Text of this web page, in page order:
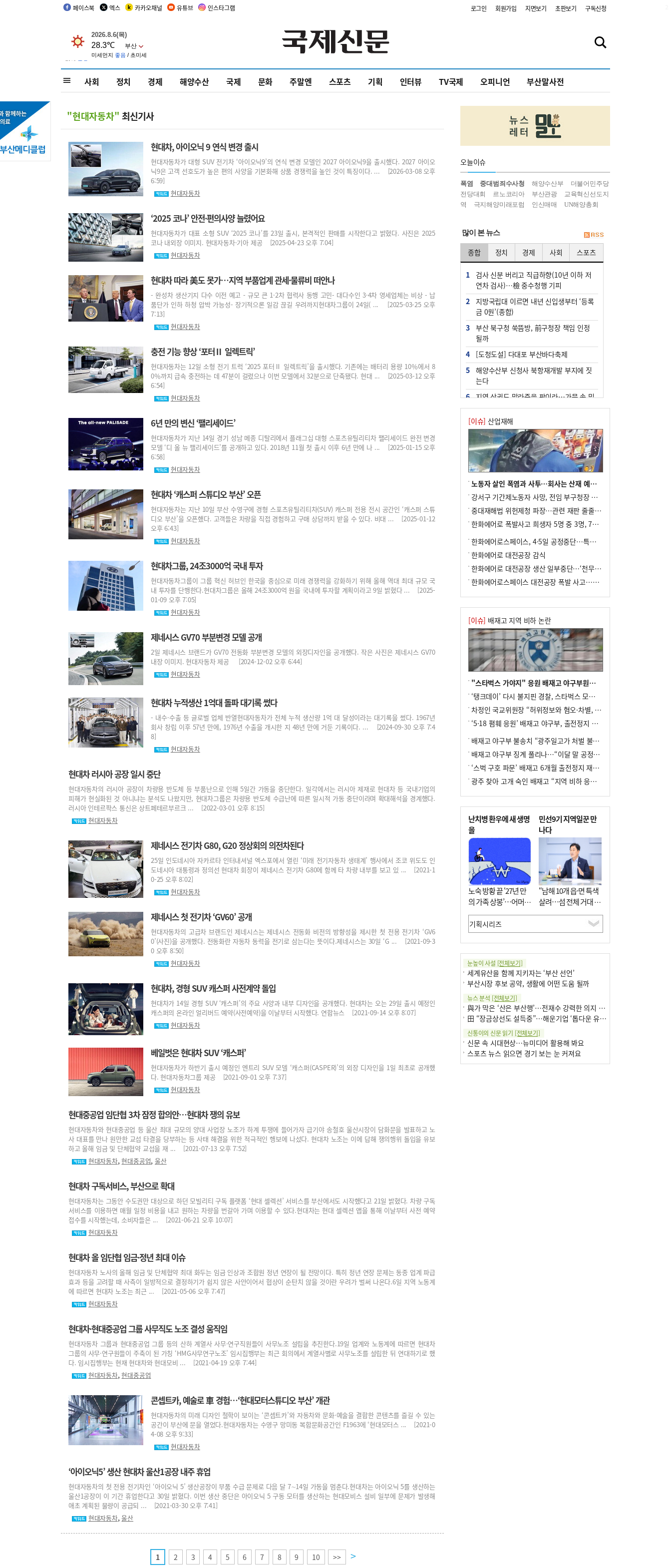
페이스북 엑스 카카오채널 유튜브 인스타그램 로그인 회원가입 지면보기 초판보기 구독신청
사회 정치 경제 해양수산 국제 문화 주말엔 스포츠 기획 인터뷰 TV국제 오피니언 부산말사전
"현대자동차" 최신기사
현대차, 아이오닉 9 연식 변경 출시
현대자동차가 대형 SUV 전기차 ‘아이오닉9’의 연식 변경 모델인 2027 아이오닉9을 출시했다. 2027 아이오
닉9은 고객 선호도가 높은 편의 사양을 기본화해 상품 경쟁력을 높인 것이 특징이다. ... [2026-03-08 오후
6:59]
현대자동차
‘2025 코나’ 안전·편의사양 늘렸어요
현대자동차가 대표 소형 SUV ‘2025 코나’를 23일 출시, 본격적인 판매를 시작한다고 밝혔다. 사진은 2025
코나 내외장 이미지. 현대자동차·기아 제공 [2025-04-23 오후 7:04]
현대자동차
현대차 따라 美도 못가…지역 부품업계 관세·물류비 떠안나
- 완성차 생산기지 다수 이전 예고 - 규모 큰 1·2차 협력사 동행 고민- 대다수인 3·4차 영세업체는 비상 - 납
품단가 인하 하청 압박 가능성- 장기적으론 일감 끊길 우려까지현대차그룹이 24일( ... [2025-03-25 오후
7:13]
현대자동차
충전 기능 향상 ‘포터Ⅱ 일렉트릭’
현대자동차는 12일 소형 전기 트럭 ‘2025 포터Ⅱ 일렉트릭’을 출시했다. 기존에는 배터리 용량 10％에서 8
0％까지 급속 충전하는 데 47분이 걸렸으나 이번 모델에서 32분으로 단축됐다. 현대 ... [2025-03-12 오후
6:54]
현대자동차
6년 만의 변신 ‘팰리세이드’
현대자동차가 지난 14일 경기 성남 메종 디탈리에서 플래그십 대형 스포츠유틸리티차 팰리세이드 완전 변경
모델 ‘디 올 뉴 팰리세이드’를 공개하고 있다. 2018년 11월 첫 출시 이후 6년 만에 나 ... [2025-01-15 오후
6:58]
현대자동차
현대차 ‘캐스퍼 스튜디오 부산’ 오픈
현대자동차는 지난 10일 부산 수영구에 경형 스포츠유틸리티차(SUV) 캐스퍼 전용 전시 공간인 ‘캐스퍼 스튜
디오 부산’을 오픈했다. 고객들은 차량을 직접 경험하고 구매 상담까지 받을 수 있다. 비대 ... [2025-01-12
오후 6:43]
현대자동차
현대차그룹, 24조3000억 국내 투자
현대자동차그룹이 그룹 혁신 허브인 한국을 중심으로 미래 경쟁력을 강화하기 위해 올해 역대 최대 규모 국
내 투자를 단행한다.현대차그룹은 올해 24조3000억 원을 국내에 투자할 계획이라고 9일 밝혔다 ... [2025-
01-09 오후 7:05]
현대자동차
제네시스 GV70 부분변경 모델 공개
2일 제네시스 브랜드가 GV70 전동화 부분변경 모델의 외장디자인을 공개했다. 작은 사진은 제네시스 GV70
내장 이미지. 현대자동차 제공 [2024-12-02 오후 6:44]
현대자동차
현대차 누적생산 1억대 돌파 대기록 썼다
- 내수·수출 등 글로벌 업체 반열현대자동차가 전체 누적 생산량 1억 대 달성이라는 대기록을 썼다. 1967년
회사 창립 이후 57년 만에, 1976년 수출을 개시한 지 48년 만에 거둔 기록이다. ... [2024-09-30 오후 7:4
8]
현대자동차
현대차 러시아 공장 일시 중단
현대자동차의 러시아 공장이 차량용 반도체 등 부품난으로 인해 5일간 가동을 중단한다. 일각에서는 러시아 제재로 현대차 등 국내기업의
피해가 현실화된 것 아니냐는 분석도 나왔지만, 현대차그룹은 차량용 반도체 수급난에 따른 일시적 가동 중단이라며 확대해석을 경계했다.
러시아 인테르팍스 통신은 상트페테르부르크 ... [2022-03-01 오후 8:15]
현대자동차
제네시스 전기차 G80, G20 정상회의 의전차된다
25일 인도네시아 자카르타 인터내셔널 엑스포에서 열린 ‘미래 전기자동차 생태계’ 행사에서 조코 위도도 인
도네시아 대통령과 정의선 현대차 회장이 제네시스 전기차 G80에 함께 타 차량 내부를 보고 있 ... [2021-1
0-25 오후 8:02]
현대자동차
제네시스 첫 전기차 ‘GV60’ 공개
현대자동차의 고급차 브랜드인 제네시스는 제네시스 전동화 비전의 방향성을 제시한 첫 전용 전기차 ‘GV6
0’(사진)을 공개했다. 전동화란 자동차 동력을 전기로 삼는다는 뜻이다.제네시스는 30일 ‘G ... [2021-09-3
0 오후 8:50]
현대자동차
현대차, 경형 SUV 캐스퍼 사전계약 돌입
현대차가 14일 경형 SUV ‘캐스퍼’의 주요 사양과 내부 디자인을 공개했다. 현대차는 오는 29일 출시 예정인
캐스퍼의 온라인 얼리버드 예약(사전예약)을 이날부터 시작했다. 연합뉴스 [2021-09-14 오후 8:07]
현대자동차
베일벗은 현대차 SUV ‘캐스퍼’
현대자동차가 하반기 출시 예정인 엔트리 SUV 모델 ‘캐스퍼(CASPER)’의 외장 디자인을 1일 최초로 공개했
다. 현대자동차그룹 제공 [2021-09-01 오후 7:37]
현대자동차
현대중공업 임단협 3차 잠정 합의안…현대차 쟁의 유보
현대자동차와 현대중공업 등 울산 최대 규모의 양대 사업장 노조가 하계 투쟁에 들어가자 급기야 송철호 울산시장이 담화문을 발표하고 노
사 대표를 만나 원만한 교섭 타결을 당부하는 등 사태 해결을 위한 적극적인 행보에 나섰다. 현대차 노조는 이에 답해 쟁의행위 돌입을 유보
하고 올해 임금 및 단체협약 교섭을 재 ... [2021-07-13 오후 7:52]
현대자동차,현대중공업,울산
현대차 구독서비스, 부산으로 확대
현대자동차는 그동안 수도권만 대상으로 하던 모빌리티 구독 플랫폼 ‘현대 셀렉션’ 서비스를 부산에서도 시작했다고 21일 밝혔다. 차량 구독
서비스를 이용하면 매월 일정 비용을 내고 원하는 차량을 번갈아 가며 이용할 수 있다.현대차는 현대 셀렉션 앱을 통해 이날부터 사전 예약
접수를 시작했는데, 소비자들은 ... [2021-06-21 오후 10:07]
현대자동차
현대차 올 임단협 임금·정년 최대 이슈
현대자동차 노사의 올해 임금 및 단체협약 최대 화두는 임금 인상과 조합원 정년 연장이 될 전망이다. 특히 정년 연장 문제는 동종 업계 파급
효과 등을 고려할 때 사측이 일방적으로 결정하기가 쉽지 않은 사안이어서 협상이 순탄치 않을 것이란 우려가 벌써 나온다.6일 지역 노동계
에 따르면 현대차 노조는 최근 ... [2021-05-06 오후 7:47]
현대자동차
현대차·현대중공업 그룹 사무직도 노조 결성 움직임
현대자동차 그룹과 현대중공업 그룹 등의 산하 계열사 사무·연구직원들이 사무노조 설립을 추진한다.19일 업계와 노동계에 따르면 현대차
그룹의 사무·연구원들이 주축이 된 가칭 ‘HMG사무연구노조’ 임시집행부는 최근 회의에서 계열사별로 사무노조를 설립한 뒤 연대하기로 했
다. 임시집행부는 현재 현대차와 현대모비 ... [2021-04-19 오후 7:44]
현대자동차,현대중공업
콘셉트카, 예술로 車 경험…‘현대모터스튜디오 부산’ 개관
현대자동차의 미래 디자인 철학이 보이는 ‘콘셉트카’와 자동차와 문화·예술을 결합한 콘텐츠를 즐길 수 있는
공간이 부산에 문을 열었다.현대자동차는 수영구 망미동 복합문화공간인 F1963에 ‘현대모터스 ... [2021-0
4-08 오후 9:33]
현대자동차
‘아이오닉5’ 생산 현대차 울산1공장 내주 휴업
현대자동차의 첫 전용 전기차인 ‘아이오닉 5’ 생산공장이 부품 수급 문제로 다음 달 7∼14일 가동을 멈춘다.현대차는 아이오닉 5를 생산하는
울산1공장이 이 기간 휴업한다고 30일 밝혔다. 이번 생산 중단은 아이오닉 5 구동 모터를 생산하는 현대모비스 설비 일부에 문제가 발생해
애초 계획된 물량이 공급되 ... [2021-03-30 오후 7:41]
현대자동차,울산
1 2 3 4 5 6 7 8 9 10 >> >
오늘이슈
폭염 중대범죄수사청 해양수산부
더불어민주당
전당대회
르노코리아 부산관광
교육혁신선도지
역
극지해양미래포럼 인신매매 UN해양총회
많이 본 뉴스
종합 정치 경제 사회 스포츠
1
검사 신분 버리고 직급하향(10년 이하 저
연차 검사)…檢 중수청행 기피
2
지방국립대 이르면 내년 신입생부터 ‘등록
금 0원’(종합)
3
부산 북구청 쑥뜸방, 前구청장 책임 인정
될까
4
[도청도설] 다대포 부산바다축제
5
해양수산부 신청사 북항재개발 부지에 짓
는다
6
지역 상권도 말라죽을 판이라…가뭄 속 밀
양물축제 강행 논란
7
법원, 단차 논란 북항 복합환승센터 공사
중지 관련 현장검증
8
통영시민 추석 전 35만 원 받는다
9
부산 철강공장 50대 노동자 추락사
10 국힘 부산시당, ‘정이한 조력’ 시의원 윤리
위에…‘한동훈 지지’도 신고접수
[이슈] 산업재해
노동자 살인 폭염과 사투…회사는 산재 예방·전기료 절감 전력
강서구 기간제노동자 사망, 전임 부구청장 檢 송치
중대재해법 위헌제청 파장…관련 재판 줄줄이 브레이크
한화에어로 폭발사고 희생자 5명 중 3명, 7일 영면
한화에어로스페이스, 4·5일 공정중단…특별 안전점검
한화에어로 대전공장 감식
한화에어로 대전공장 생산 일부중단…‘천무’ 수출 비상
한화에어로스페이스 대전공장 폭발 사고…5명 사망·2명 부상(종합)
[이슈] 배재고 지역 비하 논란
"스타벅스 가야지" 응원 배재고 야구부원들, 학교서 징계 처분
‘탱크데이’ 다시 불지핀 경찰, 스타벅스 모욕 혐의 압수수색
차정인 국교위원장 “허위정보와 혐오·차별, 학교 교실까지 유입"
‘5·18 폄훼 응원’ 배재고 야구부, 출전정지 6개월→1개월 감경
배재고 야구부 불송치 “광주일고가 처벌 불원 의사 표해”
배재고 야구부 징계 풀리나…“이달 말 공정위서 재심의”
‘스벅 구호 파문’ 배재고 6개월 출전정지 재심 신청키로
광주 찾아 고개 숙인 배재고 “지역 비하 응원 잘못”(종합)
난치병 환우에 새 생명
을
노숙 방황 끝 ‘27년 만
의 가족 상봉’…어머니
와 행복 꿈꿔
민선9기 지역일꾼 만
나다
“남해 10개 읍·면 특색
살려…섬 전체 거대 정
원으로 조성”
눈높이 사설 [전체보기]
세계유산을 함께 지키자는 ‘부산 선언’
부산시장 후보 공약, 생활에 어떤 도움 될까
뉴스 분석 [전체보기]
與가 막은 ‘산은 부산행’…전재수 강력한 의지 표명 없인 공염불
田 “장금상선도 설득중”…해운기업 ‘톱다운 유치전’ 가속
신통이의 신문 읽기 [전체보기]
신문 속 시대현상…뉴미디어 활용해 봐요
스포츠 뉴스 읽으면 경기 보는 눈 커져요